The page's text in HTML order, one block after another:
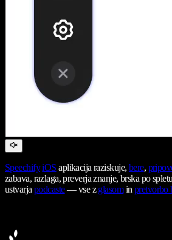
Speechify iOS aplikacija raziskuje, bere,
zabava, razlaga, preverja znanje, brska po
ustvarjapodcaste— vse zglasominpretvorbo